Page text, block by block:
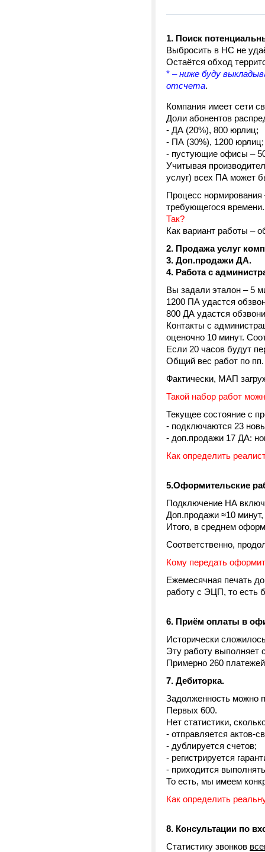
1. Поиск
Выбросить в НС не
Остаётся обход
* –ниже буду
отсчета.
Компания имеет сети
Доли абонентов
- ДА (20%), 800 юрлиц;
- ПА (30%), 1200 юрлиц;
- пустующие офисы –
Учитывая
услуг) всех ПА может
Процесс нормирования
требующегося времени.
Так?
Как вариант работы –
2. Продажа услуг
3. Доп.продажи ДА.
4. Работа с
Вы задали эталон – 5
1200 ПА удастся
800 ДА удастся
Контакты с
оценочно 10 минут.
Если 20 часов будут
Общий вес работ по
Фактически, МАП
Такой набор работ
Текущее состояние с
- подключаются 23
- доп.продажи 17 ДА:
Как определить
5.Оформительские
Подключение НА
Доп.продажи ≈10
Итого, в среднем
Соответственно,
Кому передать
Ежемесячная печать
работу с ЭЦП, то есть
6. Приём оплаты в
Исторически
Эту работу выполняет
Примерно 260
7. Дебиторка.
Задолженность можно
Первых 600.
Нет статистики,
- отправляется актов-
- дублируется счетов;
- регистрируется
- приходится
То есть, мы имеем
Как определить
8. Консультации по
Статистику звонков